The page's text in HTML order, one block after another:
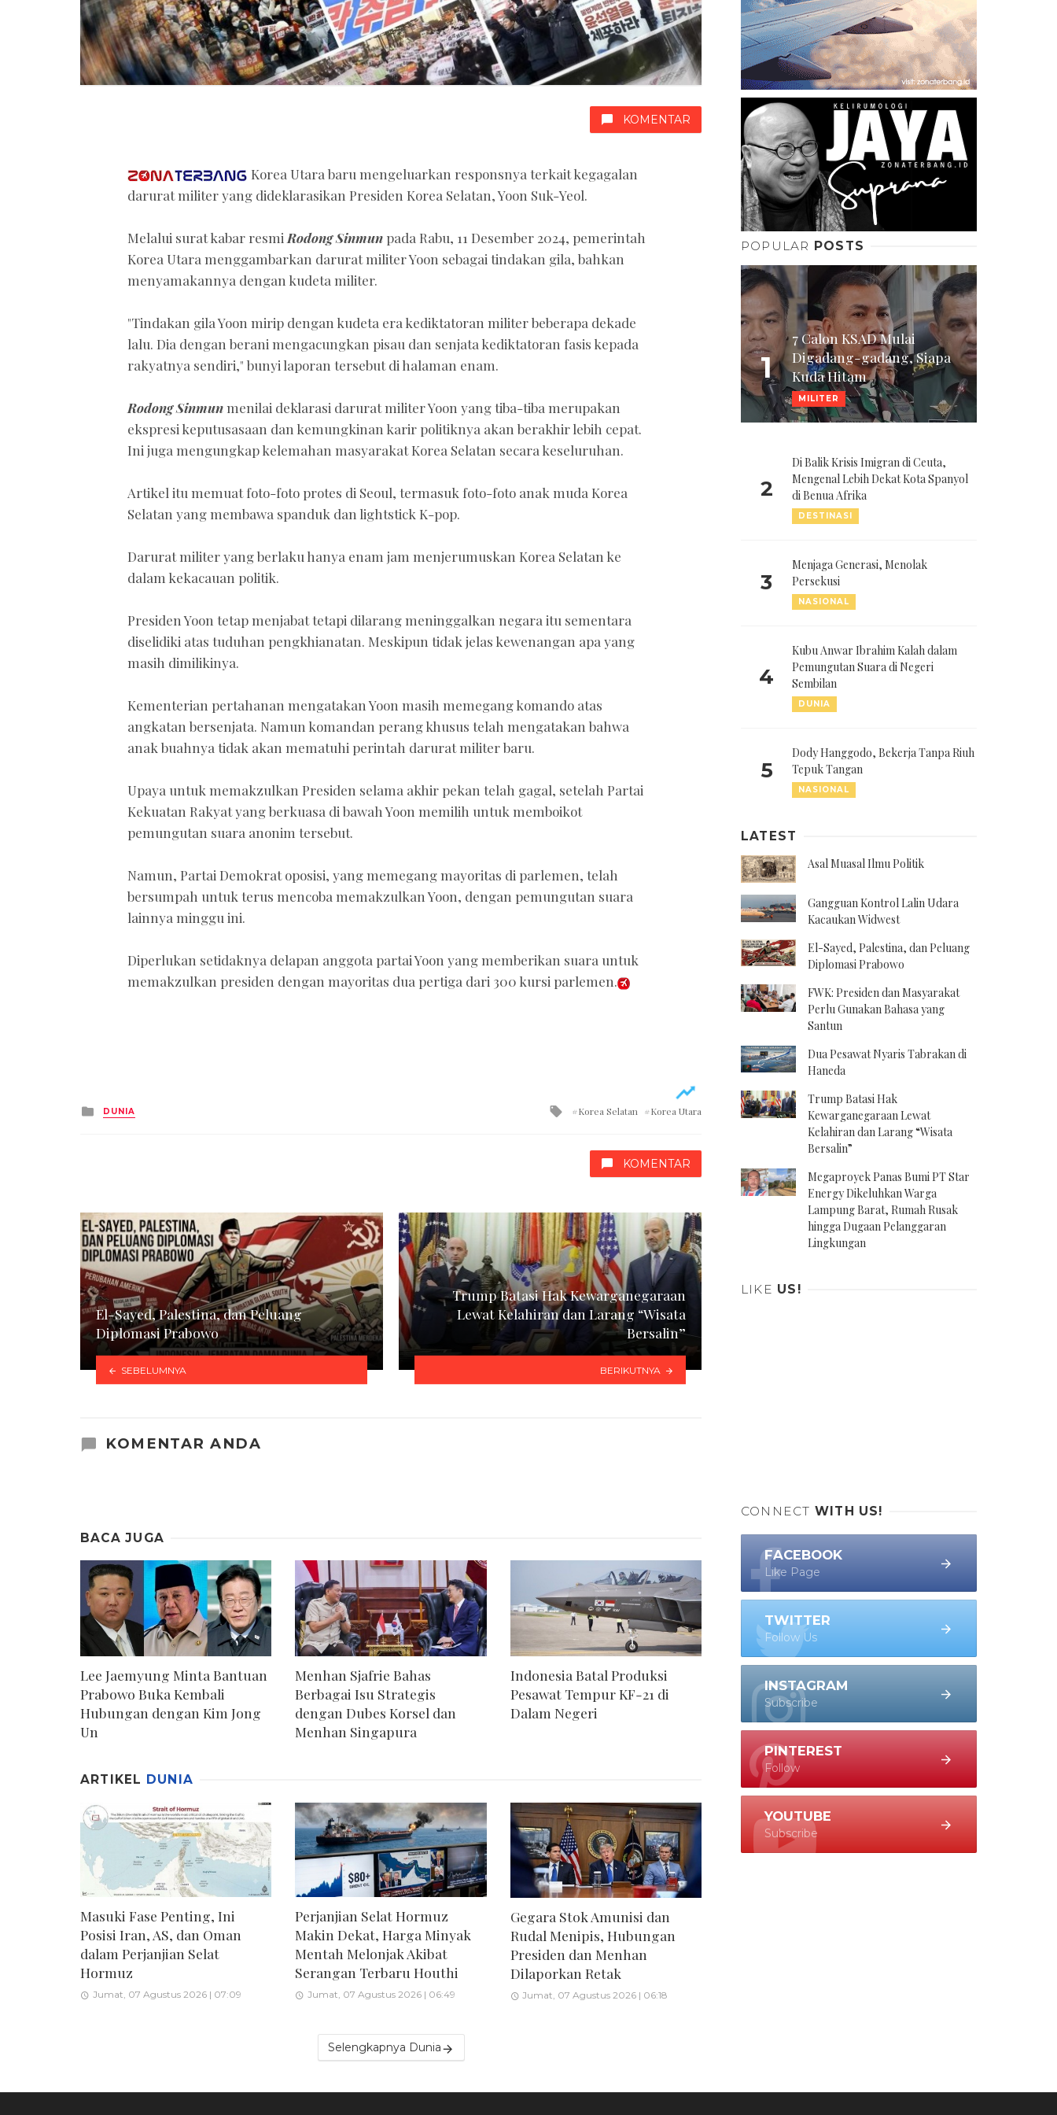
KOMENTAR
Korea Utara baru mengeluarkan responsnya terkait kegagalan
darurat militer yang dideklarasikan Presiden Korea Selatan, Yoon Suk-Yeol.
Melalui surat kabar resmi Rodong Sinmun pada Rabu, 11 Desember 2024, pemerintah
Korea Utara menggambarkan darurat militer Yoon sebagai tindakan gila, bahkan
menyamakannya dengan kudeta militer.
"Tindakan gila Yoon mirip dengan kudeta era kediktatoran militer beberapa dekade
lalu. Dia dengan berani mengacungkan pisau dan senjata kediktatoran fasis kepada
rakyatnya sendiri," bunyi laporan tersebut di halaman enam.
Rodong Sinmunmenilai deklarasi darurat militer Yoon yang tiba-tiba merupakan
ekspresi keputusasaan dan kemungkinan karir politiknya akan berakhir lebih cepat.
Ini juga mengungkap kelemahan masyarakat Korea Selatan secara keseluruhan.
Artikel itu memuat foto-foto protes di Seoul, termasuk foto-foto anak muda Korea
Selatan yang membawa spanduk dan lightstick K-pop.
Darurat militer yang berlaku hanya enam jam menjerumuskan Korea Selatan ke
dalam kekacauan politik.
Presiden Yoon tetap menjabat tetapi dilarang meninggalkan negara itu sementara
diselidiki atas tuduhan pengkhianatan. Meskipun tidak jelas kewenangan apa yang
masih dimilikinya.
Kementerian pertahanan mengatakan Yoon masih memegang komando atas
angkatan bersenjata. Namun komandan perang khusus telah mengatakan bahwa
anak buahnya tidak akan mematuhi perintah darurat militer baru.
Upaya untuk memakzulkan Presiden selama akhir pekan telah gagal, setelah Partai
Kekuatan Rakyat yang berkuasa di bawah Yoon memilih untuk memboikot
pemungutan suara anonim tersebut.
Namun, Partai Demokrat oposisi, yang memegang mayoritas di parlemen, telah
bersumpah untuk terus mencoba memakzulkan Yoon, dengan pemungutan suara
lainnya minggu ini.
Diperlukan setidaknya delapan anggota partai Yoon yang memberikan suara untuk
memakzulkan presiden dengan mayoritas dua pertiga dari 300 kursi parlemen.
Posted
in
DUNIA Tagged
Korea Selatan Korea Utara
KOMENTAR
El-Sayed, Palestina, dan Peluang
Diplomasi Prabowo
SEBELUMNYA
Trump Batasi Hak Kewarganegaraan
Lewat Kelahiran dan Larang “Wisata
Bersalin”
BERIKUTNYA
KOMENTAR ANDA
BACA JUGA
Lee Jaemyung Minta Bantuan
Prabowo Buka Kembali
Hubungan dengan Kim Jong
Un
Menhan Sjafrie Bahas
Berbagai Isu Strategis
dengan Dubes Korsel dan
Menhan Singapura
Indonesia Batal Produksi
Pesawat Tempur KF-21 di
Dalam Negeri
ARTIKEL DUNIA
Masuki Fase Penting, Ini
Posisi Iran, AS, dan Oman
dalam Perjanjian Selat
Hormuz
Jumat, 07 Agustus 2026 | 07:09
Perjanjian Selat Hormuz
Makin Dekat, Harga Minyak
Mentah Melonjak Akibat
Serangan Terbaru Houthi
Jumat, 07 Agustus 2026 | 06:49
Gegara Stok Amunisi dan
Rudal Menipis, Hubungan
Presiden dan Menhan
Dilaporkan Retak
Jumat, 07 Agustus 2026 | 06:18
Selengkapnya Dunia
POPULAR POSTS
1
7 Calon KSAD Mulai
Digadang-gadang, Siapa
Kuda Hitam
MILITER
2
Di Balik Krisis Imigran di Ceuta,
Mengenal Lebih Dekat Kota Spanyol
di Benua Afrika
DESTINASI
3
Menjaga Generasi, Menolak
Persekusi
NASIONAL
4
Kubu Anwar Ibrahim Kalah dalam
Pemungutan Suara di Negeri
Sembilan
DUNIA
5
Dody Hanggodo, Bekerja Tanpa Riuh
Tepuk Tangan
NASIONAL
LATEST
Asal Muasal Ilmu Politik
Gangguan Kontrol Lalin Udara
Kacaukan Widwest
El-Sayed, Palestina, dan Peluang
Diplomasi Prabowo
FWK: Presiden dan Masyarakat
Perlu Gunakan Bahasa yang
Santun
Dua Pesawat Nyaris Tabrakan di
Haneda
Trump Batasi Hak
Kewarganegaraan Lewat
Kelahiran dan Larang “Wisata
Bersalin”
Megaproyek Panas Bumi PT Star
Energy Dikeluhkan Warga
Lampung Barat, Rumah Rusak
hingga Dugaan Pelanggaran
Lingkungan
LIKE US!
CONNECT WITH US!
FACEBOOK
Like Page
TWITTER
Follow Us
INSTAGRAM
Subscribe
PINTEREST
Follow
YOUTUBE
Subscribe